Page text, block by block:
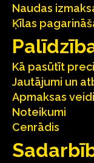
Naudas
Ķīlas
Kā pasūtīt preci
Jautājumi un
Apmaksas veidi
Noteikumi
Cenrādis